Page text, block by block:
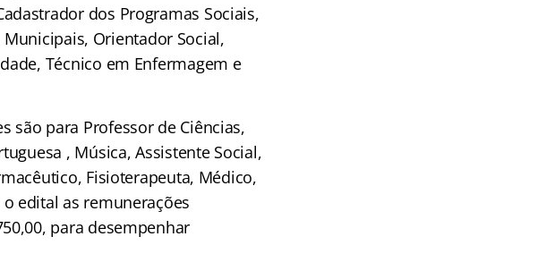
dos Programas Sociais,
Orientador Social,
Técnico em Enfermagem e
são para Professor de Ciências,
, Música, Assistente Social,
Fisioterapeuta, Médico,
edital as remunerações
para desempenhar